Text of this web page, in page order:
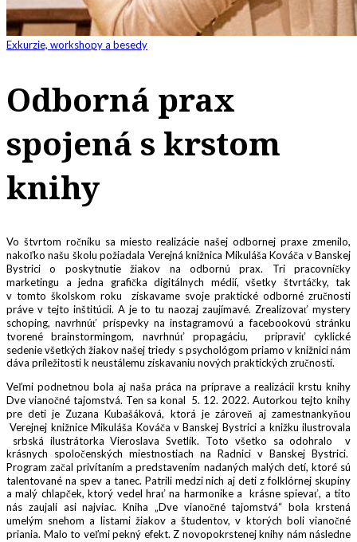
Exkurzie, workshopy a besedy
Odborná prax
spojená s krstom
knihy
Vo štvrtom ročníku sa miesto realizácie našej odbornej praxe zmenilo,
nakoľko našu školu požiadala Verejná knižnica Mikuláša Kováča v Banskej
Bystrici o poskytnutie žiakov na odbornú prax. Tri pracovníčky
marketingu a jedna grafička digitálnych médií, všetky štvrtáčky, tak
v tomto školskom roku získavame svoje praktické odborné zručnosti
práve v tejto inštitúcii. A je to tu naozaj zaujímavé. Zrealizovať mystery
schoping, navrhnúť príspevky na instagramovú a facebookovú stránku
tvorené brainstormingom, navrhnúť propagáciu, pripraviť cyklické
sedenie všetkých žiakov našej triedy s psychológom priamo v knižnici nám
dáva príležitosti k neustálemu získavaniu nových praktických zručností.
Veľmi podnetnou bola aj naša práca na príprave a realizácii krstu knihy
Dve vianočné tajomstvá. Ten sa konal 5. 12. 2022. Autorkou tejto knihy
pre deti je Zuzana Kubašáková, ktorá je zároveň aj zamestnankyňou
Verejnej knižnice Mikuláša Kováča v Banskej Bystrici a knižku ilustrovala
srbská ilustrátorka Vieroslava Svetlík. Toto všetko sa odohralo v
krásnych spoločenských miestnostiach na Radnici v Banskej Bystrici.
Program začal privítaním a predstavením nadaných malých detí, ktoré sú
talentované na spev a tanec. Patrili medzi nich aj deti z folklórnej skupiny
a malý chlapček, ktorý vedel hrať na harmonike a krásne spievať, a títo
nás zaujali asi najviac. Kniha „Dve vianočné tajomstvá“ bola krstená
umelým snehom a listami žiakov a študentov, v ktorých boli vianočné
priania. Malo to veľmi pekný efekt. Z novopokrstenej knihy nám následne